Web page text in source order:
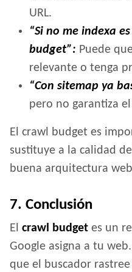
URL.
“Si no me indexa
budget”: Puede
relevante o tenga
“Con sitemap ya
pero no garantiza
El crawl budget es
sustituye a la calidad
buena arquitectura
7. Conclusión
El crawl budget es un
Google asigna a tu
que el buscador